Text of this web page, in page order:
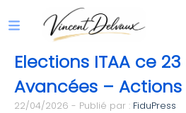
Elections ITAA ce
Avancées –
22/04/2026 - Publié par : FiduPress